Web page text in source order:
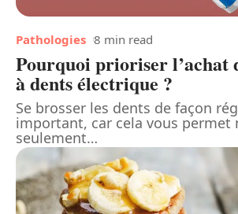
Pathologies 8 min read
Pourquoi prioriser l’achat
à dents électrique ?
Se brosser les dents de façon
important, car cela vous permet
seulement…